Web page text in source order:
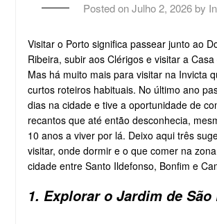
Posted onJulho 2, 2026by
Visitar o Porto significa passear junto ao
Ribeira, subir aos Clérigos e visitar a
Mas há muito mais para visitar na Invicta
curtos roteiros habituais. No último ano
dias na cidade e tive a oportunidade de
recantos que até então desconhecia,
10 anos a viver por lá. Deixo aqui três
visitar, onde dormir e o que comer na
cidade entre Santo Ildefonso, Bonfim e
1. Explorar o Jardim de São